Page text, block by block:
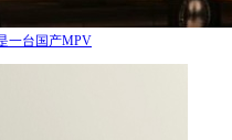
一台国产MPV